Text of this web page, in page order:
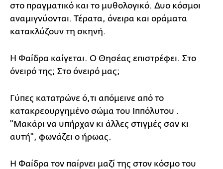
στο πραγματικό και το μυθολογικό. Δυο κόσμοι
αναμιγνύονται. Τέρατα, όνειρα και οράματα
κατακλύζουν τη σκηνή.
Η Φαίδρα καίγεται. Ο Θησέας επιστρέφει. Στο
όνειρό της; Στο όνειρό μας;
Γύπες κατατρώνε ό,τι απόμεινε από το
κατακρεουργημένο σώμα του Ιππόλυτου .
"Μακάρι να υπήρχαν κι άλλες στιγμές σαν κι
αυτή", φωνάζει ο ήρωας.
Η Φαίδρα τον παίρνει μαζί της στον κόσμο του